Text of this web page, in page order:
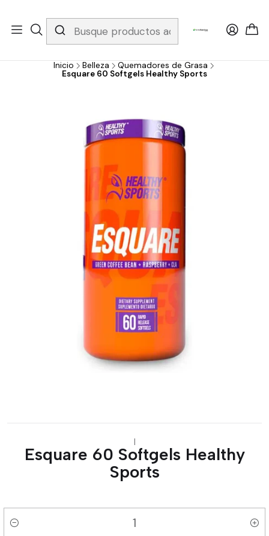
Whatsapp 3229079958/ Fijo 6019251796 / Envios a todo el país y
gratis apartir de 199.000!
Inicio Belleza
Quemadores de Grasa
Esquare 60 Softgels Healthy Sports
|
Esquare 60 Softgels Healthy
Sports
Cantidad